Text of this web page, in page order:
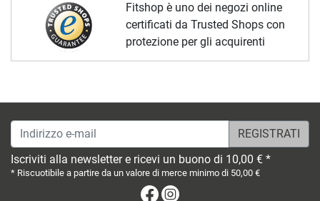
Fitshop è uno dei negozi online
certificati da Trusted Shops con
protezione per gli acquirenti
Indirizzo e-mail
Iscriviti alla newsletter e ricevi un buono di 10,00 € *
* Riscuotibile a partire da un valore di merce minimo di 50,00 €
Facebook